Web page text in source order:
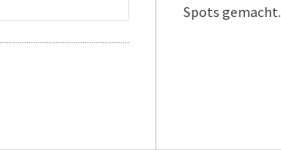
Spots gemacht.